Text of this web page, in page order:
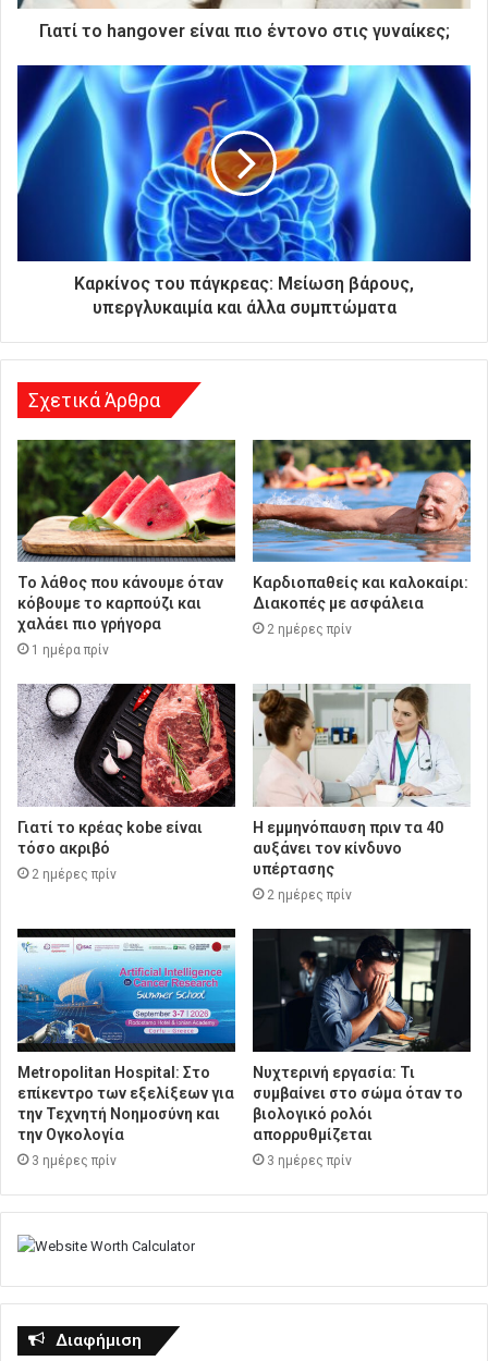
τ
ν
ή
σ
α
υ
η
Γιατί το hangover είναι πιο έντονο στις γυναίκες;
Καρκίνος του πάγκρεας: Μείωση βάρους,
υπεργλυκαιμία και άλλα συμπτώματα
Σχετικά Άρθρα
Το λάθος που κάνουμε όταν
κόβουμε το καρπούζι και
χαλάει πιο γρήγορα
1 ημέρα πρίν
Καρδιοπαθείς και καλοκαίρι:
Διακοπές με ασφάλεια
2 ημέρες πρίν
Γιατί το κρέας kobe είναι
τόσο ακριβό
2 ημέρες πρίν
Η εμμηνόπαυση πριν τα 40
αυξάνει τον κίνδυνο
υπέρτασης
2 ημέρες πρίν
Metropolitan Hospital: Στο
επίκεντρο των εξελίξεων για
την Τεχνητή Νοημοσύνη και
την Ογκολογία
3 ημέρες πρίν
Νυχτερινή εργασία: Τι
συμβαίνει στο σώμα όταν το
βιολογικό ρολόι
απορρυθμίζεται
3 ημέρες πρίν
Διαφήμιση